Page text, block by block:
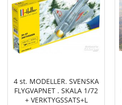
4 st. MODELLER. SVENSKA
FLYGVAPNET . SKALA 1/72
+ VERKTYGSSATS+L